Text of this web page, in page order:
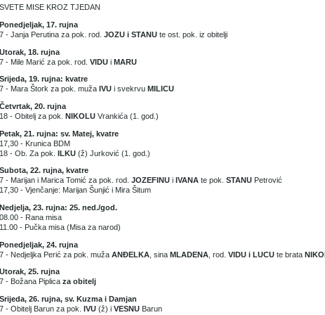
SVETE MISE KROZ TJEDAN
Ponedjeljak, 17. rujna
7 - Janja Perutina za pok. rod. JOZU i STANU te ost. pok. iz obitelji
Utorak, 18. rujna
7 - Mile Marić za pok. rod. VIDU i MARU
Srijeda, 19. rujna: kvatre
7 - Mara Štork za pok. muža IVU i svekrvu MILICU
Četvrtak, 20. rujna
18 - Obitelj za pok. NIKOLU Vrankića (1. god.)
Petak, 21. rujna: sv. Matej, kvatre
17,30 - Krunica BDM
18 - Ob. Za pok. ILKU (ž) Jurković (1. god.)
Subota, 22. rujna, kvatre
7 - Marijan i Marica Tomić za pok. rod. JOZEFINU i IVANA te pok. STANU Petrović
17,30 - Vjenčanje: Marijan Šunjić i Mira Šitum
Nedjelja, 23. rujna: 25. ned./god.
08.00 - Rana misa
11.00 - Pučka misa (Misa za narod)
Ponedjeljak, 24. rujna
7 - Nedjeljka Perić za pok. muža ANĐELKA , sina MLADENA , rod. VIDU i LUCU te brata
Utorak, 25. rujna
7 - Božana Piplica za obitelj
Srijeda, 26. rujna, sv. Kuzma i Damjan
7 - Obitelj Barun za pok. IVU (ž) i VESNU Barun